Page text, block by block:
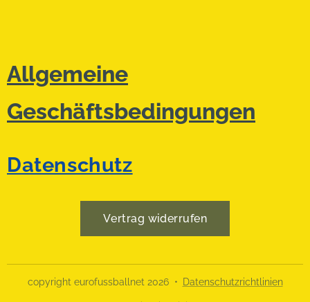
Allgemeine
Geschäftsbedingungen
Datenschutz
Vertrag widerrufen
copyright eurofussballnet 2026 Datenschutzrichtlinien